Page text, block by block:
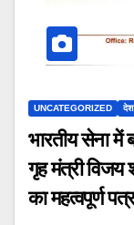
UNCATEGORIZED देश
भारतीय सेना में
गृह मंत्री विजय
का महत्वपूर्ण